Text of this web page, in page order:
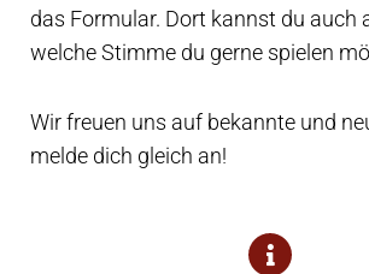
das Formular. Dort kannst du auch
welche Stimme du gerne spielen
Wir freuen uns auf bekannte und
melde dich gleich an!